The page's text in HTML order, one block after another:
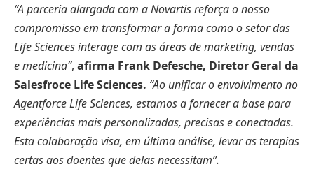
“A parceria alargada com a Novartis reforça o nosso
compromisso em transformar a forma como o setor das
Life Sciences interage com as áreas de marketing, vendas
e medicina”, afirma Frank Defesche, Diretor Geral da
Salesfroce Life Sciences. “Ao unificar o envolvimento no
Agentforce Life Sciences, estamos a fornecer a base para
experiências mais personalizadas, precisas e conectadas.
Esta colaboração visa, em última análise, levar as terapias
certas aos doentes que delas necessitam”.